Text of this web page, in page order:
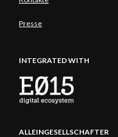
Presse
INTEGRATED WITH
ALLEINGESELLSCHAFTER